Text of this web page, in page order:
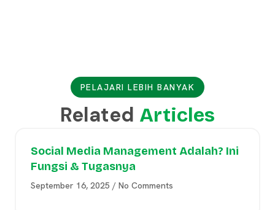
PELAJARI LEBIH BANYAK
Related Articles
Social Media Management Adalah? Ini
Fungsi & Tugasnya
September 16, 2025 No Comments